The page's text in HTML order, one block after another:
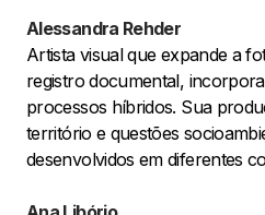
Alessandra Rehder
Artista visual que expande a
registro documental,
processos híbridos. Sua
território e questões
desenvolvidos em diferentes